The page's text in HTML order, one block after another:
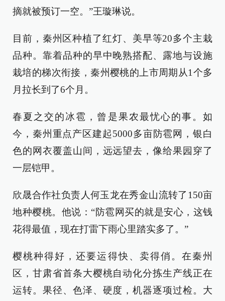
摘就被预订一空。”王璇琳说。
目前，秦州区种植了红灯、美早等20多个主栽
品种。靠着品种的早中晚熟搭配、露地与设施
栽培的梯次衔接，秦州樱桃的上市周期从1个多
月拉长到了6个月。
春夏之交的冰雹，曾是果农最忧心的事。如
今，秦州重点产区建起5000多亩防雹网，银白
色的网衣覆盖山间，远远望去，像给果园穿了
一层铠甲。
欣晟合作社负责人何玉龙在秀金山流转了150亩
地种樱桃。他说：“防雹网买的就是安心，这钱
花得最值，现在打雷下雨心里踏实多了。”
樱桃种得好，还要运得快、卖得俏。在秦州
区，甘肃省首条大樱桃自动化分拣生产线正在
运转。果径、色泽、硬度，机器逐项过检。大